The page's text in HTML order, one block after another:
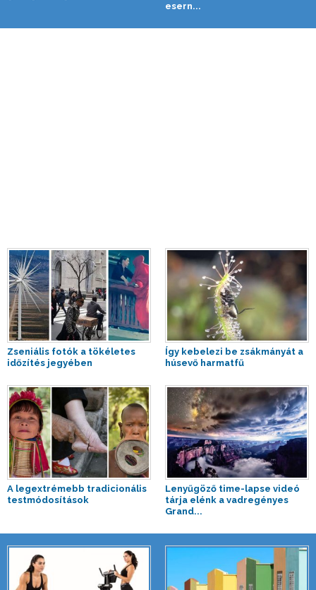
esern...
Zseniális fotók a tökéletes
időzítés jegyében
Így kebelezi be zsákmányát a
húsevő harmatfű
A legextrémebb tradicionális
testmódosítások
Lenyűgöző time-lapse videó
tárja elénk a vadregényes
Grand...